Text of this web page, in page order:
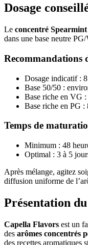
Dosage
Le concentré
dans une base neutre
Recommandations
Dosage indicatif :
Base 50/50 :
Base riche en VG :
Base riche en PG :
Temps de
Minimum : 48
Optimal : 3 à 5
Après mélange, agitez
diffusion uniforme de
Présentation
Capella Flavors est un
des arômes concentrés
des recettes aromatiques